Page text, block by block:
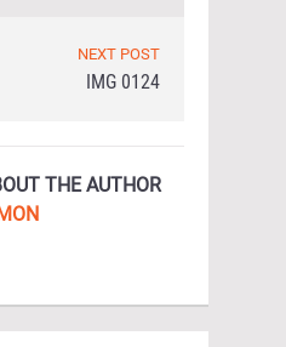
NEXT POST
IMG 0124
THE AUTHOR